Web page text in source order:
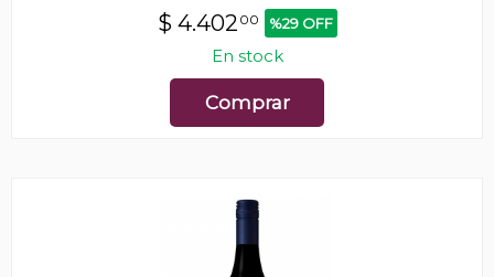
$ 4.402 00 %29 OFF
En stock
Comprar